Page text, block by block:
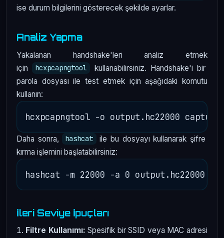
ise durum bilgilerini gösterecek şekilde ayarlar.
Analiz Yapma
Yakalanan handshake'leri analiz etmek
için
hcxpcapngtool
kullanabilirsiniz. Handshake'i bir
parola dosyası ile test etmek için aşağıdaki komutu
kullanın:
Daha sonra, hashcat
ile bu dosyayı kullanarak şifre
kırma işlemini başlatabilirsiniz:
İleri Seviye İpuçları
Filtre Kullanımı: Spesifik bir SSID veya MAC adresi